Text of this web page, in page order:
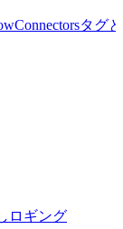
Connectorsタグ
ロギング